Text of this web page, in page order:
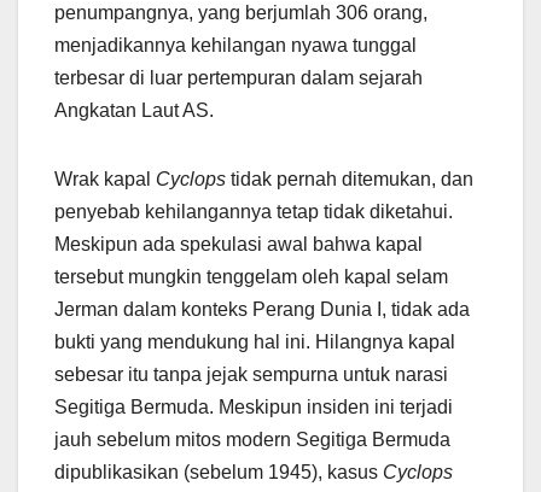
penumpangnya, yang berjumlah 306 orang,
menjadikannya kehilangan nyawa tunggal
terbesar di luar pertempuran dalam sejarah
Angkatan Laut AS.
Wrak kapal Cyclops tidak pernah ditemukan, dan
penyebab kehilangannya tetap tidak diketahui.
Meskipun ada spekulasi awal bahwa kapal
tersebut mungkin tenggelam oleh kapal selam
Jerman dalam konteks Perang Dunia I, tidak ada
bukti yang mendukung hal ini. Hilangnya kapal
sebesar itu tanpa jejak sempurna untuk narasi
Segitiga Bermuda. Meskipun insiden ini terjadi
jauh sebelum mitos modern Segitiga Bermuda
dipublikasikan (sebelum 1945), kasus Cyclops